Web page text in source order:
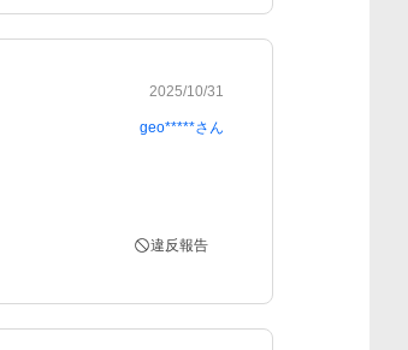
2025/10/31
geo*****さん
違反報告